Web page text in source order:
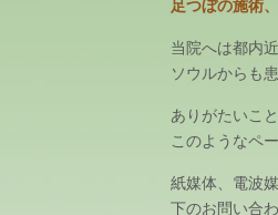
足つぼの施術
当院へは都内
ソウルからも
ありがたいこ
このようなペ
紙媒体、電波
下のお問い合